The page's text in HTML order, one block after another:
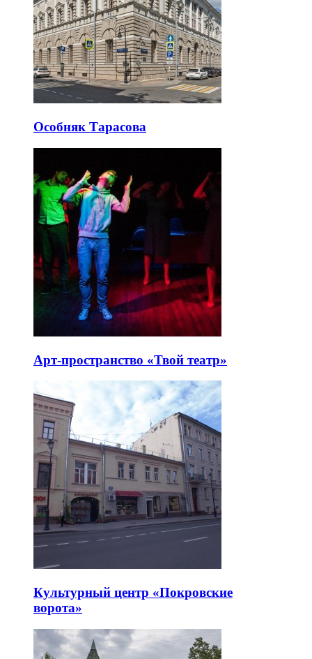
Особняк Тарасова
Арт-пространство «Твой театр»
Культурный центр «Покровские
ворота»